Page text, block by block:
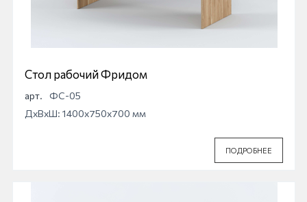
Стол рабочий Фридом
арт.
ФС-05
ДхВхШ: 1400x750x700 мм
ПОДРОБНЕЕ